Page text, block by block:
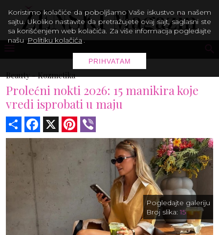
Beauty -Kozmetika
Prolećni nokti 2026: 15 manikira koje
vredi isprobati u maju
Share Facebook Pinterest
Pogledajte galeriju
Broj slika:15
Koristimo kolačiće da poboljšamo Vaše iskustvo na našem
sajtu. Ukoliko nastavite da pretražujete ovaj sajt, saglasni ste
sa korišćenjem web kolačića. Za više informacija pogledajte
našu Politiku kolačića .
PRIHVATAM